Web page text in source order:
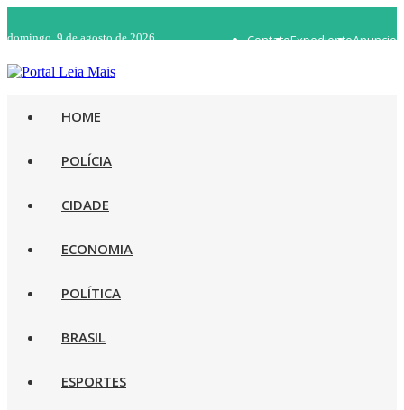
domingo, 9 de agosto de 2026 Anuncie
Expediente
Contato
HOME
POLÍCIA
CIDADE
ECONOMIA
POLÍTICA
BRASIL
ESPORTES